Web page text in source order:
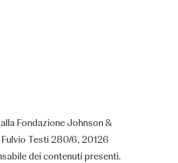
Fondazione Johnson &
Testi 280/6, 20126
dei contenuti presenti.